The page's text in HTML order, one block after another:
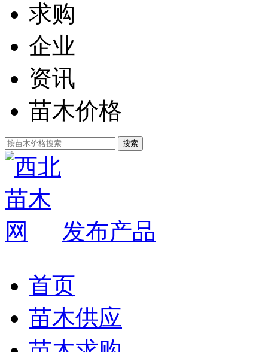
求购
企业
资讯
苗木价格
发布产品
首页
苗木供应